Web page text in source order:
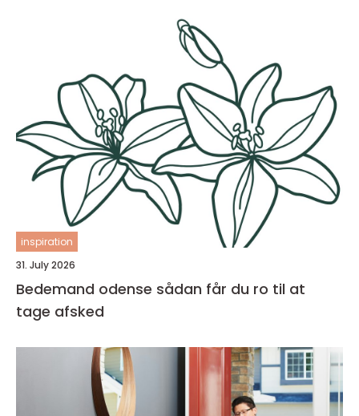
inspiration
31. July 2026
Bedemand odense sådan får du ro til at
tage afsked